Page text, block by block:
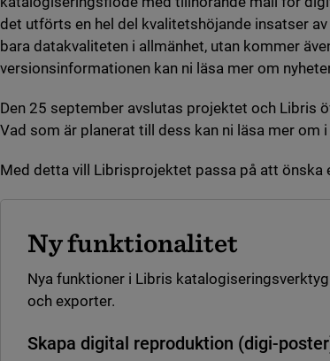
det utförts en hel del kvalitetshöjande insatser
bara datakvaliteten i allmänhet, utan kommer
versionsinformationen kan ni läsa mer om
Den 25 september avslutas projektet och Libris
Vad som är planerat till dess kan ni läsa mer om i
Med detta vill Librisprojektet passa på att önska
Ny funktionalitet
Nya funktioner i Libris
och exporter.
Skapa digital reproduktion (digi-